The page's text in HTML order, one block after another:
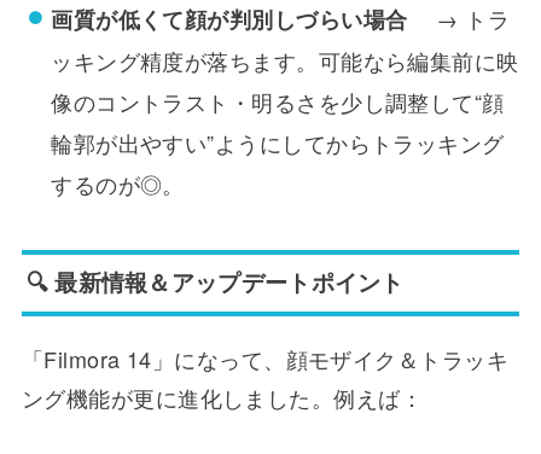
画質が低くて顔が判別しづらい場合 → トラ
ッキング精度が落ちます。可能なら編集前に映
像のコントラスト・明るさを少し調整して“顔
輪郭が出やすい”ようにしてからトラッキング
するのが◎。
🔍 最新情報＆アップデートポイント
「Filmora 14」になって、顔モザイク＆トラッキ
ング機能が更に進化しました。例えば：